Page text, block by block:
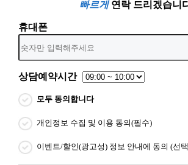
빠르게연락 드리겠습니
휴대폰
상담예약시간
모두 동의합니다
개인정보 수집 및 이용 동의(필수)
이벤트/할인(광고성) 정보 안내에 동의 (선